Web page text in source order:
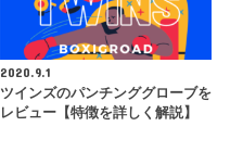
2020.9.1
ツインズのパンチンググローブを
レビュー【特徴を詳しく解説】